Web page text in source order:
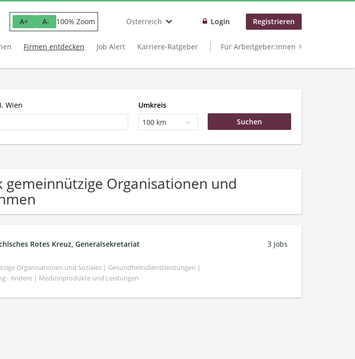
A+ A- 100% Zoom Österreich Login Registrieren
Firmen entdecken Job Alert Karriere-Ratgeber Für Arbeitgeber:innen
Wien
Umkreis
100 km
gemeinnützige Organisationen und
Rotes Kreuz, Generalsekretariat
Organisationen und Soziales | Gesundheitsdienstleistungen |
- Andere | Medizinprodukte und Leistungen
3 Jobs